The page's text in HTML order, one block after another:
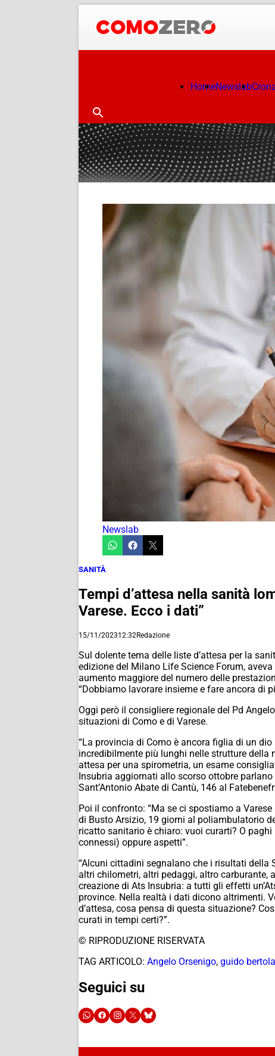
HomeNewslab
Newslab
SANITÀ
Tempi d’attesa nella sanità
Varese. Ecco i dati”
15/11/202312:32Redazione
Sul dolente tema delle liste d’attesa per la
edizione del Milano Life Science Forum,
aumento maggiore del numero delle
“Dobbiamo lavorare insieme e fare ancora di
Oggi però il consigliere regionale del Pd
situazioni di Como e di Varese.
“La provincia di Como è ancora figlia di un
incredibilmente più lunghi nelle strutture
attesa per una spirometria, un esame
Insubria aggiornati allo scorso ottobre
Sant’Antonio Abate di Cantù, 146 al
Poi il confronto: “Ma se ci spostiamo a
di Busto Arsizio, 19 giorni al poliambulatorio
ricatto sanitario è chiaro: vuoi curarti? O
connessi) oppure aspetti”.
“Alcuni cittadini segnalano che i risultati
altri chilometri, altri pedaggi, altro
creazione di Ats Insubria: a tutti gli effetti
province. Nella realtà i dati dicono altrimenti.
d’attesa, cosa pensa di questa situazione?
curati in tempi certi?”.
© RIPRODUZIONE RISERVATA
TAG ARTICOLO: Angelo Orsenigo, guido
Seguici su